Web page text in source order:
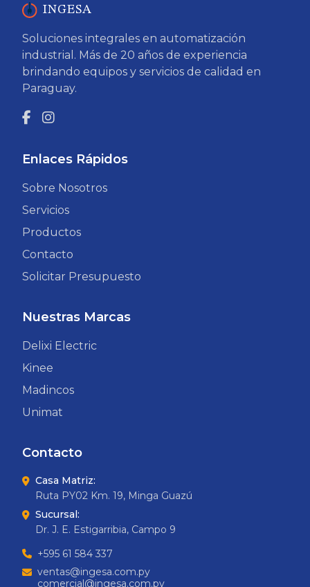
INGESA
Soluciones integrales en automatización
industrial. Más de 20 años de experiencia
brindando equipos y servicios de calidad en
Paraguay.
Enlaces Rápidos
Sobre Nosotros
Servicios
Productos
Contacto
Solicitar Presupuesto
Nuestras Marcas
Delixi Electric
Kinee
Madincos
Unimat
Contacto
Casa Matriz:
Ruta PY02 Km. 19, Minga Guazú
Sucursal:
Dr. J. E. Estigarribia, Campo 9
+595 61 584 337
ventas@ingesa.com.py
comercial@ingesa.com.py